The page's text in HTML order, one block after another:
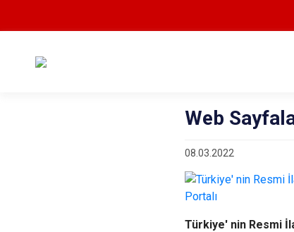
Web
08.03.2022
Türkiye' nin Resmi